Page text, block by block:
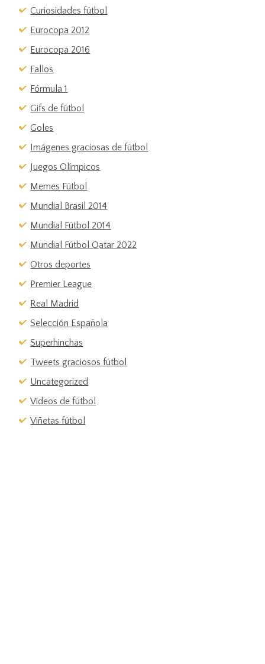
Curiosidades fútbol
Eurocopa 2012
Eurocopa 2016
Fallos
Fórmula 1
Gifs de fútbol
Goles
Imágenes graciosas de fútbol
Juegos Olímpicos
Memes Fútbol
Mundial Brasil 2014
Mundial Fútbol 2014
Mundial Fútbol Qatar 2022
Otros deportes
Premier League
Real Madrid
Selección Española
Superhinchas
Tweets graciosos fútbol
Uncategorized
Vídeos de fútbol
Viñetas fútbol